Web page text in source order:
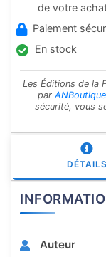
de votre
Paiement
En stock
Les Éditions de la
par ANBoutique
sécurité, vous
DÉTAILS
Auteur